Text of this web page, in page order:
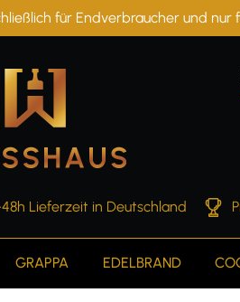
für Endverbraucher und
Lieferzeit in Deutschland
GRAPPA EDELBRAND